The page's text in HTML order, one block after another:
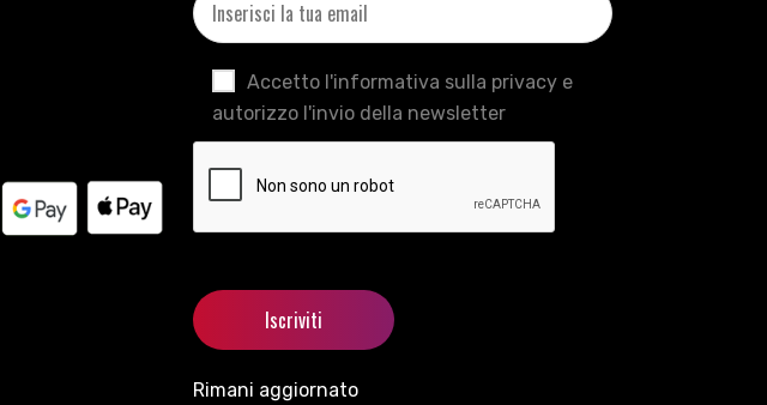
Accetto l'informativa sulla privacy e
autorizzo l'invio della newsletter
Rimani aggiornato